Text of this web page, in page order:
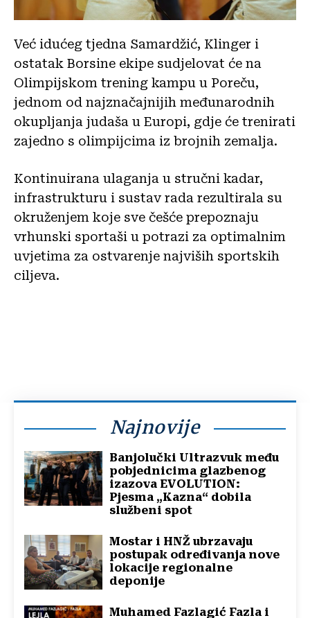
Već idućeg tjedna Samardžić, Klinger i
ostatak Borsine ekipe sudjelovat će na
Olimpijskom trening kampu u Poreču,
jednom od najznačajnijih međunarodnih
okupljanja judaša u Europi, gdje će trenirati
zajedno s olimpijcima iz brojnih zemalja.
Kontinuirana ulaganja u stručni kadar,
infrastrukturu i sustav rada rezultirala su
okruženjem koje sve češće prepoznaju
vrhunski sportaši u potrazi za optimalnim
uvjetima za ostvarenje najviših sportskih
ciljeva.
Najnovije
Banjolučki Ultrazvuk među
pobjednicima glazbenog
izazova EVOLUTION:
Pjesma „Kazna“ dobila
službeni spot
Mostar i HNŽ ubrzavaju
postupak određivanja nove
lokacije regionalne
deponije
Muhamed Fazlagić Fazla i